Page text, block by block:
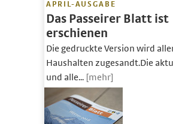
APRIL-AUSGABE
Das Passeirer Blatt ist
erschienen
Die gedruckte Version wird
Haushalten zugesandt.Die
und alle... [mehr]